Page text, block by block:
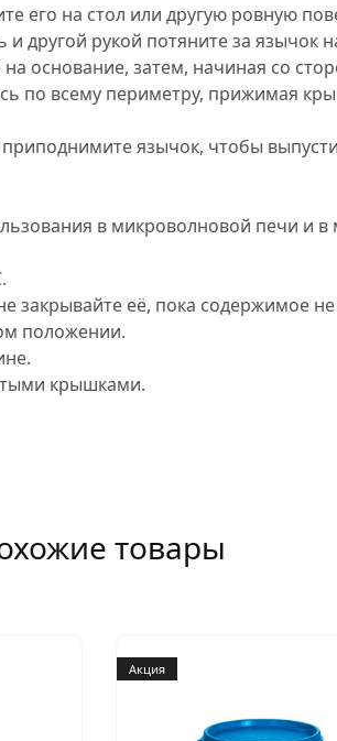
его на стол или другую ровную
другой рукой потяните за язычок
основание, затем, начиная со
по всему периметру, прижимая
язычок, чтобы
в микроволновой печи и
её, пока содержимое не
положении.
крышками.
товары
Акция